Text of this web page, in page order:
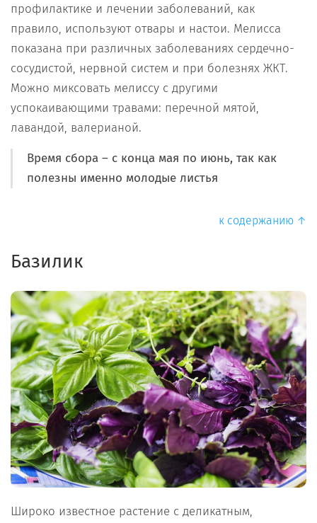
профилактике и лечении заболеваний, как
правило, используют отвары и настои. Мелисса
показана при различных заболеваниях сердечно-
сосудистой, нервной систем и при болезнях ЖКТ.
Можно миксовать мелиссу с другими
успокаивающими травами: перечной мятой,
лавандой, валерианой.
Время сбора – с конца мая по июнь, так как
полезны именно молодые листья
к содержанию ↑
Базилик
Широко известное растение с деликатным,